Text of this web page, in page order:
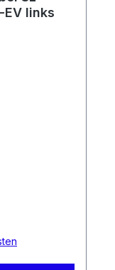
links